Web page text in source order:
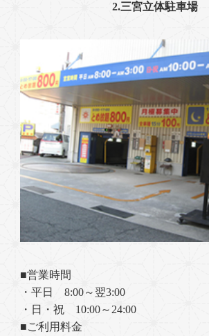
2.三宮立体駐車場
■営業時間
・平日 8:00～翌3:00
・日・祝 10:00～24:00
■ご利用料金